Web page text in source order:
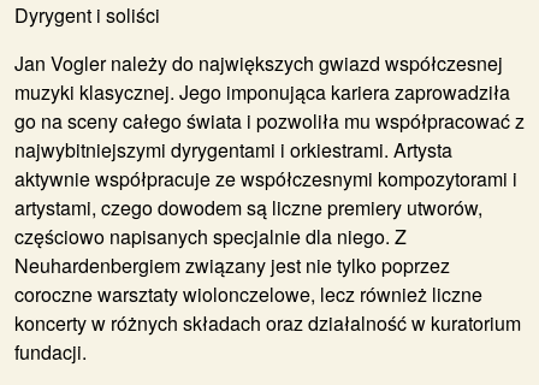
Dyrygent i soliści
Jan Vogler należy do największych gwiazd współczesnej
muzyki klasycznej. Jego imponująca kariera zaprowadziła
go na sceny całego świata i pozwoliła mu współpracować z
najwybitniejszymi dyrygentami i orkiestrami. Artysta
aktywnie współpracuje ze współczesnymi kompozytorami i
artystami, czego dowodem są liczne premiery utworów,
częściowo napisanych specjalnie dla niego. Z
Neuhardenbergiem związany jest nie tylko poprzez
coroczne warsztaty wiolonczelowe, lecz również liczne
koncerty w różnych składach oraz działalność w kuratorium
fundacji.